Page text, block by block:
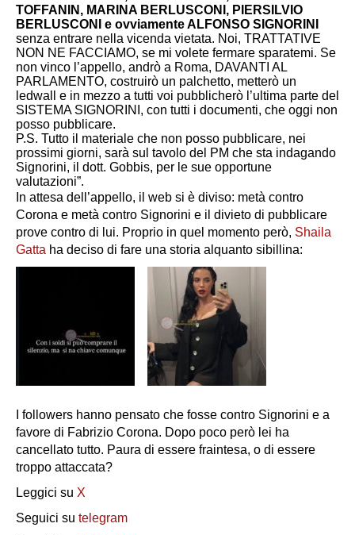
TOFFANIN, MARINA BERLUSCONI, PIERSILVIO
BERLUSCONI e ovviamente ALFONSO SIGNORINI
senza entrare nella vicenda vietata. Noi, TRATTATIVE
NON NE FACCIAMO, se mi volete fermare sparatemi. Se
non vinco l’appello, andrò a Roma, DAVANTI AL
PARLAMENTO, costruirò un palchetto, metterò un
ledwall e in mezzo a tutti voi pubblicherò l’ultima parte del
SISTEMA SIGNORINI, con tutti i documenti, che oggi non
posso pubblicare.
P.S. Tutto il materiale che non posso pubblicare, nei
prossimi giorni, sarà sul tavolo del PM che sta indagando
Signorini, il dott. Gobbis, per le sue opportune
valutazioni”.
In attesa dell’appello, il web si è diviso: metà contro
Corona e metà contro Signorini e il divieto di pubblicare
prove contro di lui. Proprio in quel momento però, Shaila
Gatta ha deciso di fare una storia alquanto sibillina:
I followers hanno pensato che fosse contro Signorini e a
favore di Fabrizio Corona. Dopo poco però lei ha
cancellato tutto. Paura di essere fraintesa, o di essere
troppo attaccata?
Leggici su X
Seguici su telegram